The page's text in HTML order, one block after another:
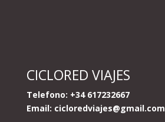
CICLORED VIAJES
Telefono: +34 617232667
Email: cicloredviajes@gmail.com